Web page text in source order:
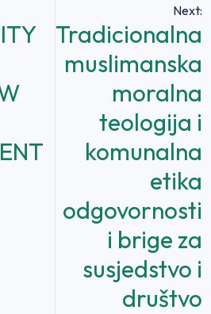
Next:
Tradicionalna
muslimanska
moralna
teologija i
komunalna
etika
odgovornosti
i brige za
susjedstvo i
društvo